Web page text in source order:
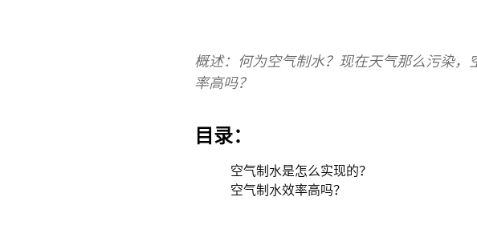
概述：何为空气制水？现在天气那么污染
率高吗？
目录：
空气制水是怎么实现的？
空气制水效率高吗？